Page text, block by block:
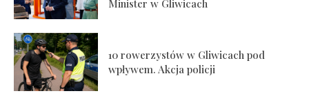
Minister w Gliwicach
10 rowerzystów w Gliwicach pod
wpływem. Akcja policji